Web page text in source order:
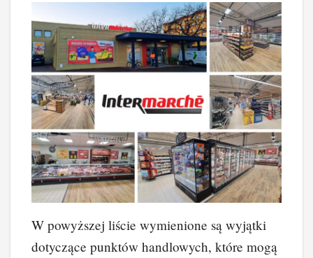
W powyższej liście wymienione są wyjątki
dotyczące punktów handlowych, które mogą